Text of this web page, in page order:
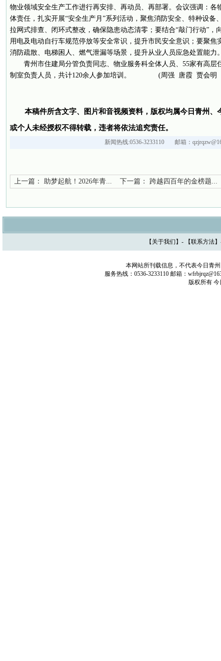
物业领域安全生产工作进行再安排、再动员、再部署。会议强调：各
体责任，扎实开展“安全生产月”系列活动，聚焦消防安全、特种设备
拉网式排查、闭环式整改，确保隐患动态清零；要结合“敲门行动”，
用电及电动自行车规范停放等安全常识，提升市民安全意识；要聚焦
消防疏散、电梯困人、燃气泄漏等场景，提升从业人员应急处置能力
青州市住建局分管负责同志、物业服务科全体人员、55家有高层
制室负责人员，共计120余人参加培训。 (周强 唐霞 贾会明
本稿件所含文字、图片和音视频资料，版权均属今日青州、
或个人未经授权不得转载，违者将依法追究责任。
新闻热线:0536-3233110 邮箱：
上一篇： 助梦起航！2026年青... 下一篇： 跨越四百年的金榜题...
【 关于我们 】- 【联系方法
本网站所刊载信息，不代表今日青
服务热线：0536-3233110 邮箱：
版权所有 今